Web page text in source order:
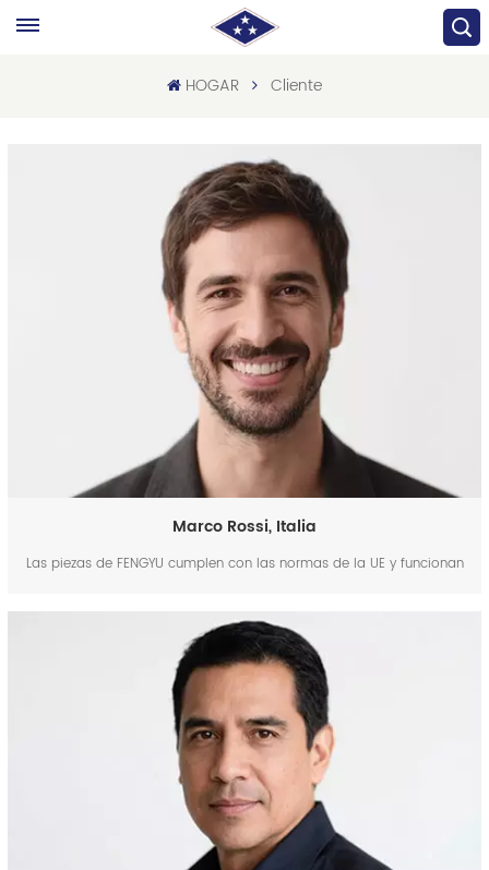
HOGAR Cliente
Marco Rossi, Italia
Las piezas de FENGYU cumplen con las normas de la UE y funcionan
mantuvo todo seguro. Cuando necesitábamos un pequeño cambio
de diseño, lo gestionaron sin problemas. Los clientes de mi taller
están muy satisfechos con la calidad; nos...